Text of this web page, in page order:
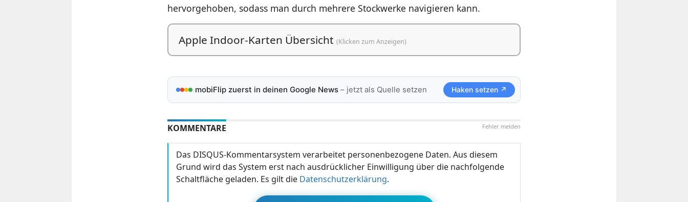
hervorgehoben, sodass man durch mehrere Stockwerke navigieren kann.
Apple Indoor-Karten Übersicht (Klicken zum Anzeigen)
mobiFlip zuerst in deinen Google News– jetzt als Quelle setzen Haken setzen ↗
Fehler melden
KOMMENTARE
Das DISQUS-Kommentarsystem verarbeitet personenbezogene Daten. Aus diesem
Grund wird das System erst nach ausdrücklicher Einwilligung über die nachfolgende
Schaltfläche geladen. Es gilt die Datenschutzerklärung.